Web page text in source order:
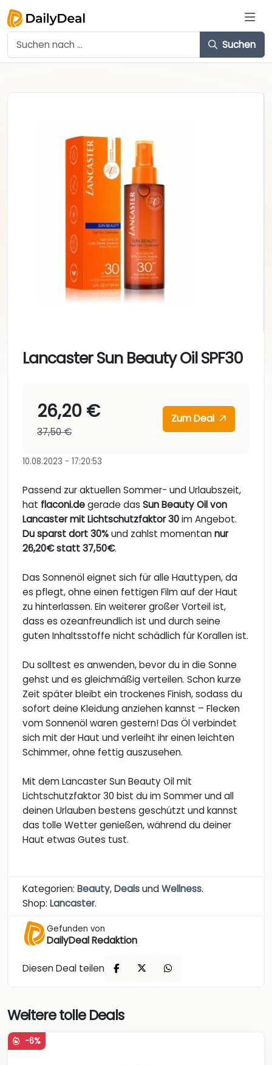
Suchen
Lancaster Sun Beauty Oil SPF30
26,20 €
37,50 €
Zum Deal
10.08.2023 - 17:20:53
Passend zur aktuellen Sommer- und Urlaubszeit,
hat flaconi.degerade das Sun Beauty Oil von
Lancaster mit Lichtschutzfaktor 30im Angebot.
Du sparst dort 30%und zahlst momentannur
26,20€ statt 37,50€.
Das Sonnenöl eignet sich für alle Hauttypen, da
es pflegt, ohne einen fettigen Film auf der Haut
zu hinterlassen. Ein weiterer großer Vorteil ist,
dass es ozeanfreundlich ist und durch seine
guten Inhaltsstoffe nicht schädlich für Korallen ist.
Du solltest es anwenden, bevor du in die Sonne
gehst und es gleichmäßig verteilen. Schon kurze
Zeit später bleibt ein trockenes Finish, sodass du
sofort deine Kleidung anziehen kannst – Flecken
vom Sonnenöl waren gestern! Das Öl verbindet
sich mit der Haut und verleiht ihr einen leichten
Schimmer, ohne fettig auszusehen.
Mit dem Lancaster Sun Beauty Oil mit
Lichtschutzfaktor 30 bist du im Sommer und all
deinen Urlauben bestens geschützt und kannst
das tolle Wetter genießen, während du deiner
Haut etwas Gutes tust.
Kategorien: Beauty,DealsundWellness.
Shop: Lancaster.
Gefunden von
DailyDeal Redaktion
Diesen Deal teilen
Weitere tolle Deals
-6%